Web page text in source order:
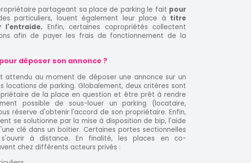
partageant sa place de parking le fait pour
particuliers, louent également leur place à titre
l'entraide. Enfin, certaines copropriétés collectent
afin de payer les frais de fonctionnement de la
déposer son annonce ?
attendu au moment de déposer une annonce sur un
locations de parking. Globalement, deux critères sont
de la place en question et être prêt à rendre
possible de sous-louer un parking (locataire,
réserve d'obtenir l'accord de son propriétaire. Enfin,
se solutionne par la mise à disposition de bip, l'aide
clé dans un boitier. Certaines portes sectionnelles
à distance. En finalité, les places en co-
chez différents acteurs privés :